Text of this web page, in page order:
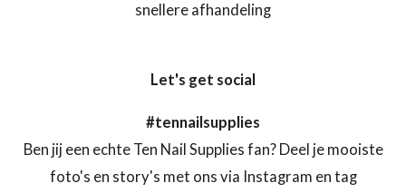
snellere afhandeling
Let's get social
#tennailsupplies
Ben jij een echte Ten Nail Supplies fan? Deel je mooiste
foto's en story's met ons via Instagram en tag